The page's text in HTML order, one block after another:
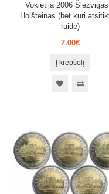
Vokietija 2006
Holšteinas (bet kuri
raidė)
7.00€
Į krepšelį